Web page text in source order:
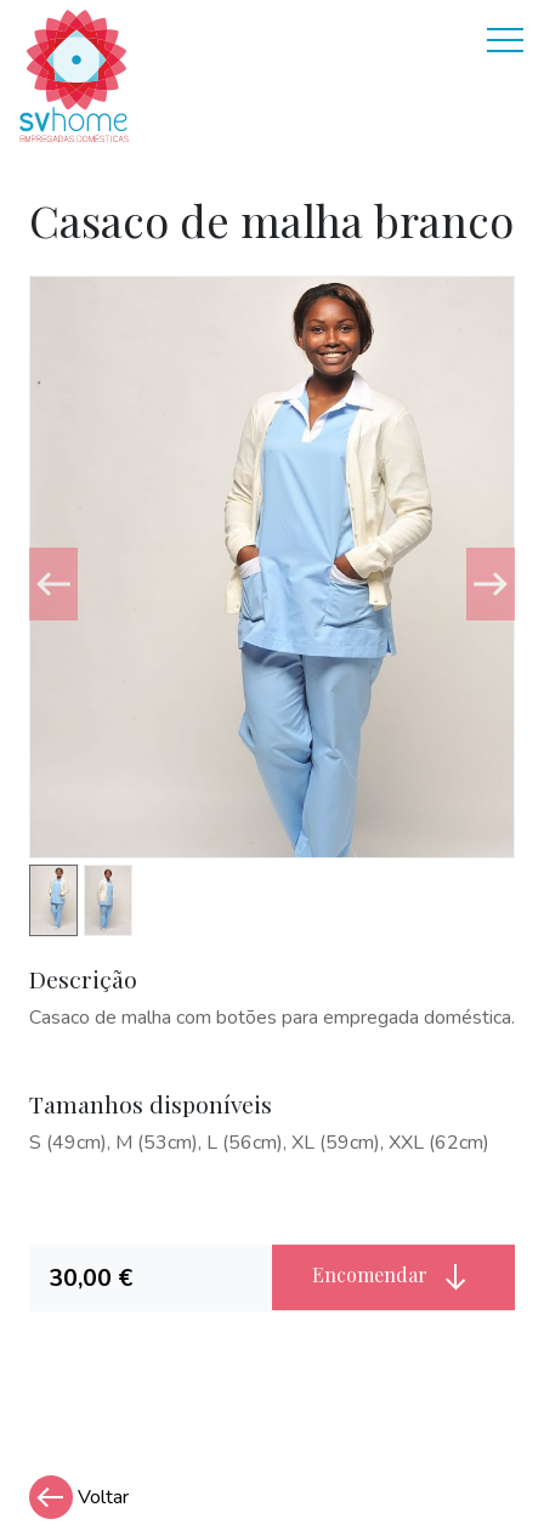
Descrição
Casaco de malha com botões para empregada doméstica.
Tamanhos disponíveis
S (49cm), M (53cm), L (56cm), XL (59cm), XXL (62cm)
30,00 € Encomendar
Casaco de malha branco
Voltar